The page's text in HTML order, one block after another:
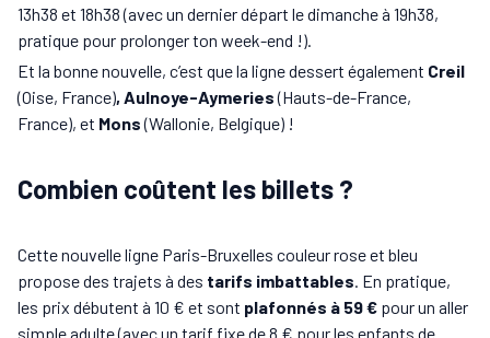
13h38 et 18h38 (avec un dernier départ le dimanche à 19h38,
pratique pour prolonger ton week-end !).
Et la bonne nouvelle, c’est que la ligne dessert également Creil
(Oise, France), Aulnoye-Aymeries(Hauts-de-France,
France), et Mons(Wallonie, Belgique) !
Combien coûtent les billets ?
Cette nouvelle ligne Paris-Bruxelles couleur rose et bleu
propose des trajets à des tarifs imbattables. En pratique,
les prix débutent à 10 € et sont plafonnés à 59 € pour un aller
simple adulte (avec un tarif fixe de 8 € pour les enfants de